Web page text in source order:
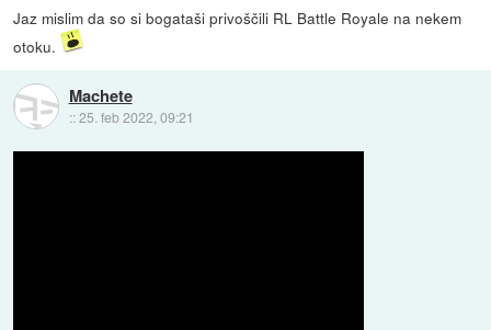
Jaz mislim da so si bogataši privoščili RL Battle Royale na nekem
otoku.
Machete
::25. feb 2022, 09:21